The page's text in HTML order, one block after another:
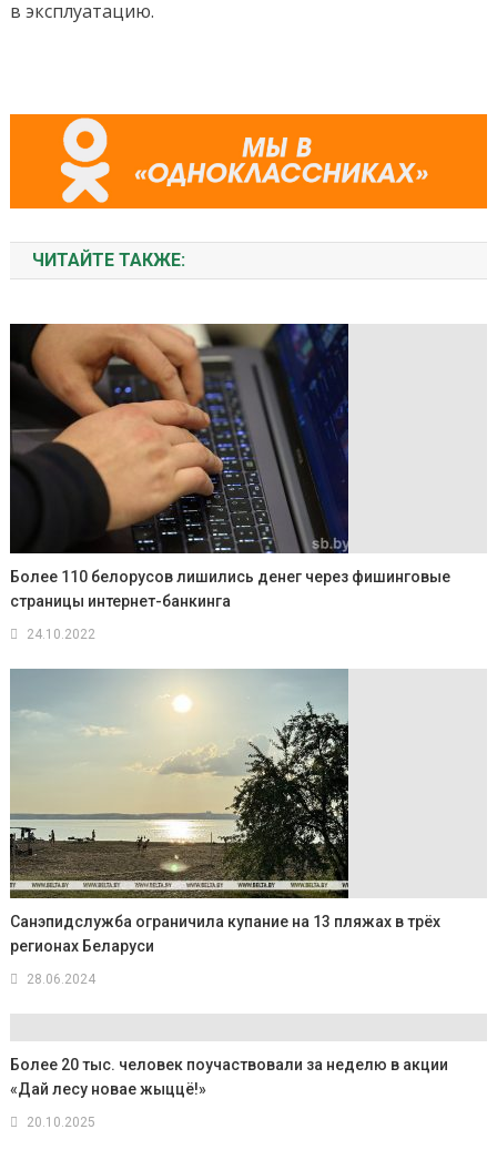
в эксплуатацию.
ЧИТАЙТЕ ТАКЖЕ:
Более 110 белорусов лишились денег через фишинговые
страницы интернет-банкинга
24.10.2022
Санэпидслужба ограничила купание на 13 пляжах в трёх
регионах Беларуси
28.06.2024
Более 20 тыс. человек поучаствовали за неделю в акции
«Дай лесу новае жыццё!»
20.10.2025